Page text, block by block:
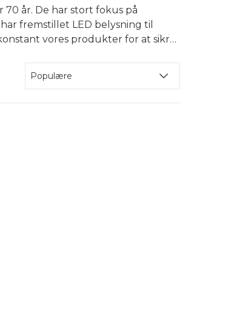
år. De har stort fokus på
fremstillet LED belysning til
vores produkter for at sikre
god holdbarhed, og de stræber
Populære